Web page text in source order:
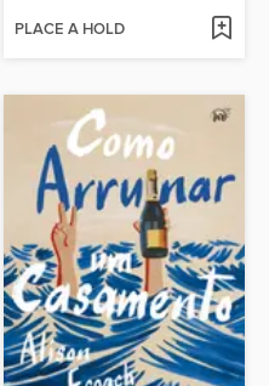
PLACE A HOLD